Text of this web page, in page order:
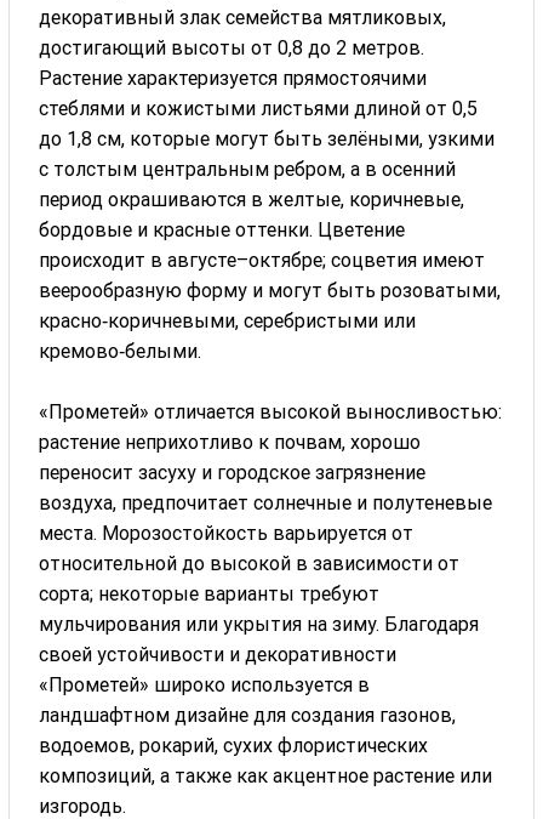
декоративный злак семейства мятликовых,
достигающий высоты от 0,8 до 2 метров.
Растение характеризуется прямостоячими
стеблями и кожистыми листьями длиной от 0,5
до 1,8 см, которые могут быть зелёными, узкими
с толстым центральным ребром, а в осенний
период окрашиваются в желтые, коричневые,
бордовые и красные оттенки. Цветение
происходит в августе–октябре; соцветия имеют
веерообразную форму и могут быть розоватыми,
красно‑коричневыми, серебристыми или
кремово‑белыми.
«Прометей» отличается высокой выносливостью:
растение неприхотливо к почвам, хорошо
переносит засуху и городское загрязнение
воздуха, предпочитает солнечные и полутеневые
места. Морозостойкость варьируется от
относительной до высокой в зависимости от
сорта; некоторые варианты требуют
мульчирования или укрытия на зиму. Благодаря
своей устойчивости и декоративности
«Прометей» широко используется в
ландшафтном дизайне для создания газонов,
водоемов, рокарий, сухих флористических
композиций, а также как акцентное растение или
изгородь.